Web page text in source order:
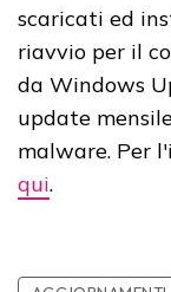
scaricati ed
riavvio per il
da Windows
update
malware. Per
qui.